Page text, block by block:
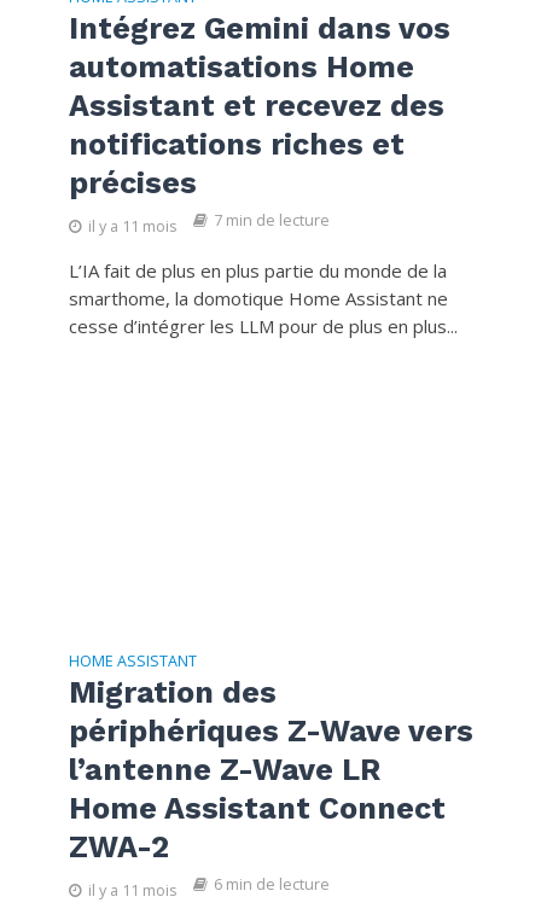
Intégrez Gemini dans vos
automatisations Home
Assistant et recevez des
notifications riches et
précises
il y a 11 mois 7 min de lecture
L’IA fait de plus en plus partie du monde de la
smarthome, la domotique Home Assistant ne
cesse d’intégrer les LLM pour de plus en plus...
HOME ASSISTANT
Migration des
périphériques Z-Wave vers
l’antenne Z-Wave LR
Home Assistant Connect
ZWA-2
il y a 11 mois 6 min de lecture